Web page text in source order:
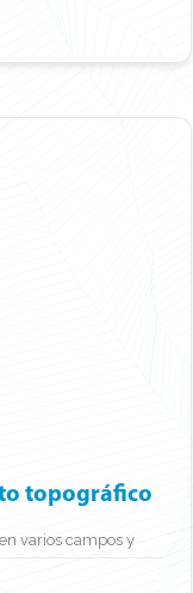
topográfico
varios campos y